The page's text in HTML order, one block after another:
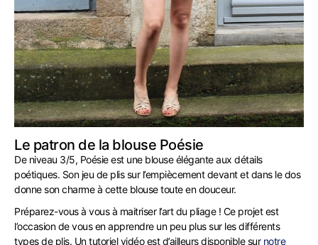
Le patron de la blouse Poésie
De niveau 3/5, Poésie est une blouse élégante aux détails
poétiques. Son jeu de plis sur l’empiècement devant et dans le dos
donne son charme à cette blouse toute en douceur.
Préparez-vous à vous à maitriser l’art du pliage ! Ce projet est
l’occasion de vous en apprendre un peu plus sur les différents
types de plis. Un tutoriel vidéo est d’ailleurs disponible sur notre